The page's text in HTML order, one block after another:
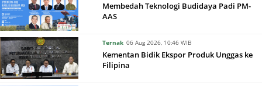
Membedah Teknologi Budidaya Padi PM-
AAS
Ternak 06 Aug 2026, 10:46 WIB
Kementan Bidik Ekspor Produk Unggas ke
Filipina